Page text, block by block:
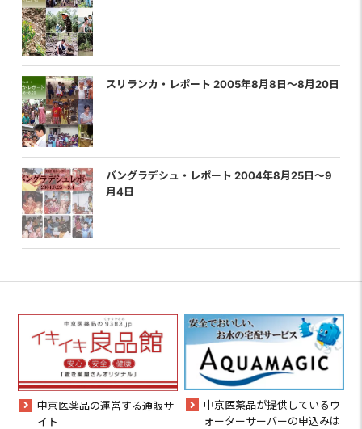
スリランカ・レポート 2005年8月8日〜8月20日
バングラデシュ・レポート 2004年8月25日〜9
月4日
中京医薬品の運営する通販サ
イト
中京医薬品が提供しているウ
ォーターサーバーの申込みは